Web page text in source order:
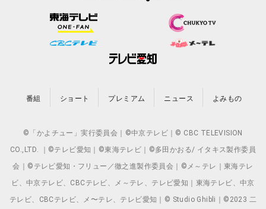
番組 ショート プレミアム ニュース よみもの
©「かよチュー」実行委員会｜©中京テレビ｜© CBC TELEVISION
CO.,LTD. ｜©テレビ愛知｜©東海テレビ｜©多田かおる/ イタキス製作委員
会｜©テレビ愛知・フリュー／徹之進製作委員会｜©メ～テレ｜東海テレ
ビ、中京テレビ、CBCテレビ、メ～テレ、テレビ愛知｜東海テレビ、中京
テレビ、CBCテレビ、メ〜テレ、テレビ愛知｜© Studio Ghibli｜©2023 二